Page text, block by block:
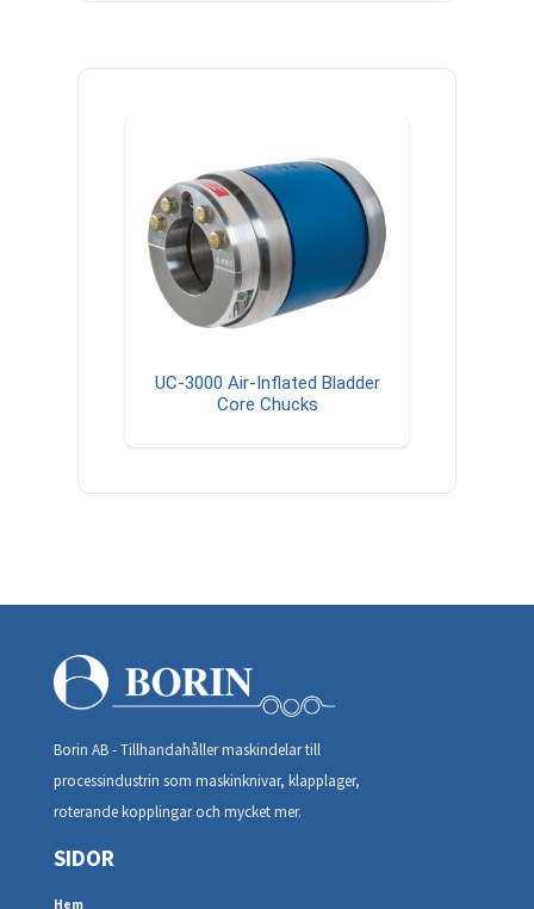
UC-3000 Air-Inflated Bladder
Core Chucks
Borin AB - Tillhandahåller maskindelar till
processindustrin som maskinknivar, klapplager,
roterande kopplingar och mycket mer.
SIDOR
Hem